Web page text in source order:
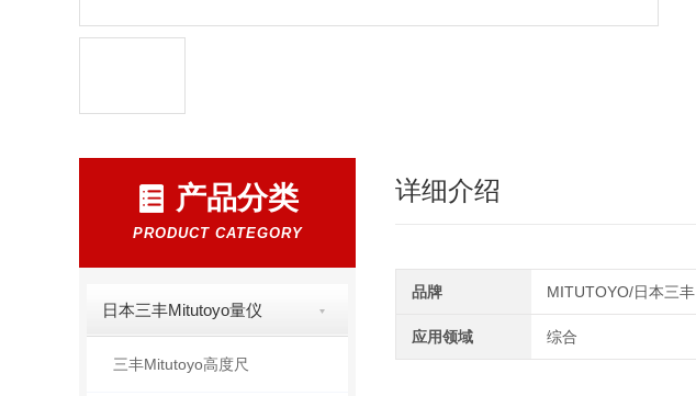
产品分类
PRODUCT CATEGORY
日本三丰Mitutoyo量仪
三丰Mitutoyo高度尺
详细介绍
品牌 MITUTOYO/日本三丰
应用领域 综合